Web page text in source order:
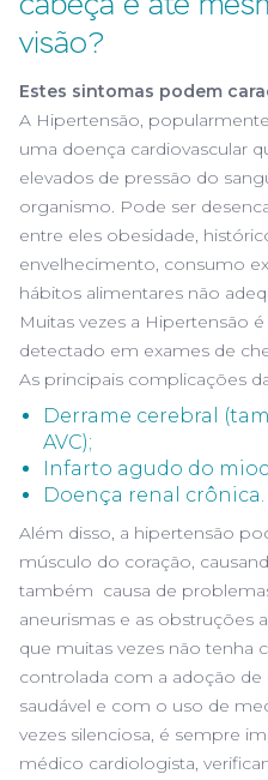
visão?
Estes sintomas podem
A Hipertensão,
uma doença cardiovascular
elevados de pressão do
organismo. Pode ser
entre eles obesidade,
envelhecimento, consumo
hábitos alimentares não
Muitas vezes a Hipertensão
detectado em exames de
As principais complicações
Derrame cerebral
AVC);
Infarto agudo do
Doença renal crônica.
Além disso, a hipertensão
músculo do coração,
também causa de
aneurismas e as obstruções
que muitas vezes não tenha
controlada com a adoção de
saudável e com o uso de
vezes silenciosa, é sempre
médico cardiologista,